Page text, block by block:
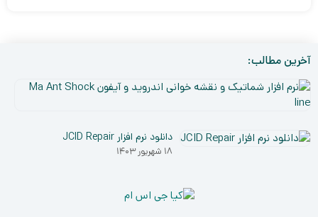
آخرین مطالب:
دانلود نرم افزار JCID Repair
۱۸ شهریور ۱۴۰۳